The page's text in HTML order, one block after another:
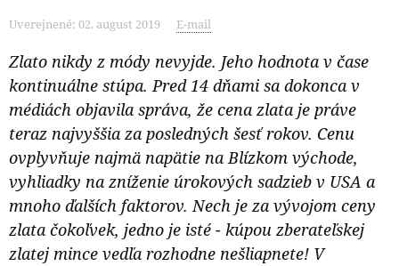
Uverejnené: 02. august 2019 E-mail
Zlato nikdy z módy nevyjde. Jeho hodnota v čase
kontinuálne stúpa. Pred 14 dňami sa dokonca v
médiách objavila správa, že cena zlata je práve
teraz najvyššia za posledných šesť rokov. Cenu
ovplyvňuje najmä napätie na Blízkom východe,
vyhliadky na zníženie úrokových sadzieb v USA a
mnoho ďalších faktorov. Nech je za vývojom ceny
zlata čokoľvek, jedno je isté - kúpou zberateľskej
zlatej mince vedľa rozhodne nešliapnete! V